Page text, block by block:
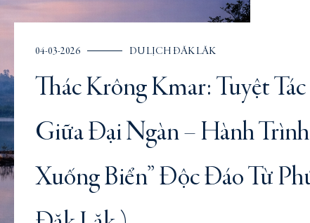
04-03-2026 DU LỊCH ĐĂK LĂK
Thác Krông Kmar: Tuyệt
Giữa Đại Ngàn – Hành
Xuống Biển” Độc Đáo Từ